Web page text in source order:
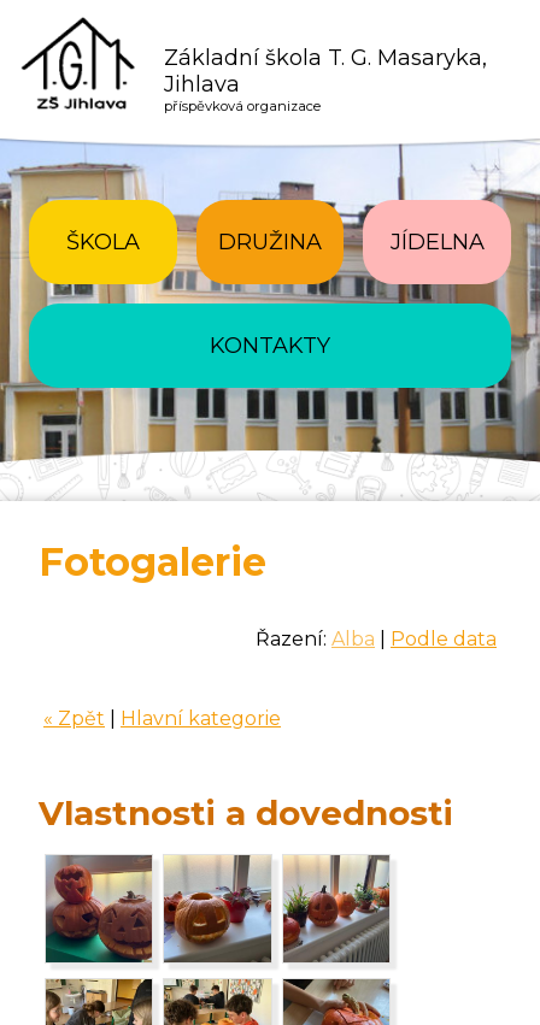
Základní škola T. G. Masaryka,
Jihlava
příspěvková organizace
ŠKOLA DRUŽINA JÍDELNA
KONTAKTY
Fotogalerie
Řazení: Alba Podle data
« Zpět Hlavní kategorie
Vlastnosti a dovednosti